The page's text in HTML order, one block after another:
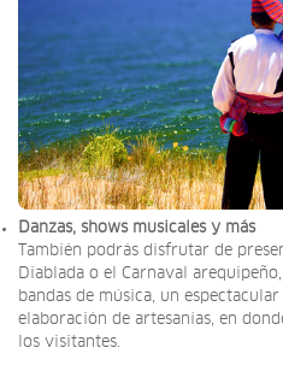
Danzas, shows musicales y más
También podrás disfrutar de
Diablada o el Carnaval
bandas de música, un
elaboración de artesanías, en
los visitantes.